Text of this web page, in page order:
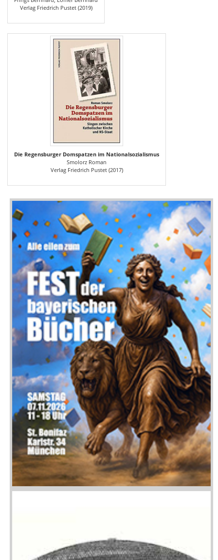
Verlag Friedrich Pustet (2019)
Die Regensburger Domspatzen im Nationalsozialismus
Smolorz Roman
Verlag Friedrich Pustet (2017)